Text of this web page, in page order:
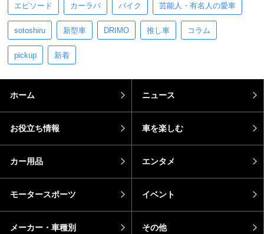
エピソード カーラバ バイク 芸能人・有名人の愛車
sotoshiru 新型車 DRIMO 推し車 コラム
pickup 新着
ホーム ニュース
お役立ち情報 車を楽しむ
カー用品 エンタメ
モータースポーツ イベント
メーカー・車種別 その他